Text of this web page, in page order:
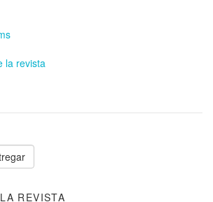
la revista
REVISTA